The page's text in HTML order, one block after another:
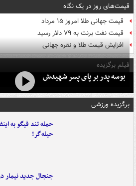
قیمت‌های روز در یک نگاه
قیمت جهانی طلا امروز ۱۵ مرداد
قیمت نفت برنت به ۷۹ دلار رسید
افزایش قیمت طلا و نقره جهانی
فیلم برگزیده
بوسه‌ پدر بر پای پسر شهیدش
برگزیده ورزشی
حمله تند فیگو به
حیله‌گر!
جنجال جدید نیمار